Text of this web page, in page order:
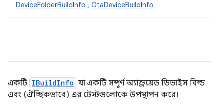
DeviceFolderBuildInfo , OtaDeviceBuildInfo
একটি IBuildInfo যা একটি সম্পূর্ণ অ্যান্ড্রয়েড ডিভাইস বিল্ড
এবং (ঐচ্ছিকভাবে) এর টেস্টগুলোকে উপস্থাপন করে।